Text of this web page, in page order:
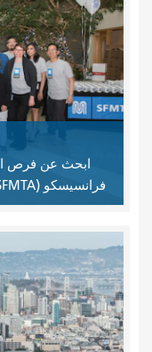
ابحث عن فرص
فرانسيسكو (SFMTA) واطلع على سياسات التوظيف لدينا.